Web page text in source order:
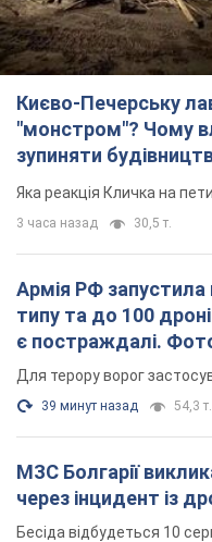
Києво-Печерську
"монстром"? Чому
зупиняти
"московського
Яка реакція Кличка на
3 часа назад 30,5 т.
Армія РФ запустила
типу та до 100
є постраждалі.
Для терору ворог
39 минут назад 54,3 т.
МЗС Болгарії
через інцидент із
Бесіда відбудеться 10